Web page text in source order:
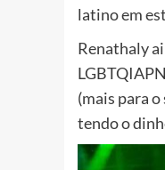
latino em
Renathaly
(mais para
tendo o